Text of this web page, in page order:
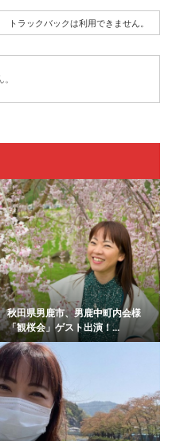
トラックバックは利用できません。
秋田県男鹿市、男鹿中町内会様
「観桜会」ゲスト出演！...